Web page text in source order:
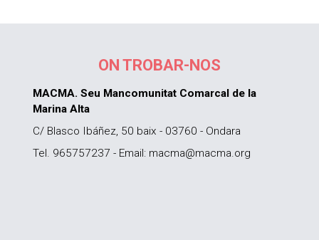
ON TROBAR-NOS
MACMA. Seu Mancomunitat Comarcal de la
Marina Alta
C/ Blasco Ibáñez, 50 baix - 03760 - Ondara
Tel. 965757237 - Email: macma@macma.org